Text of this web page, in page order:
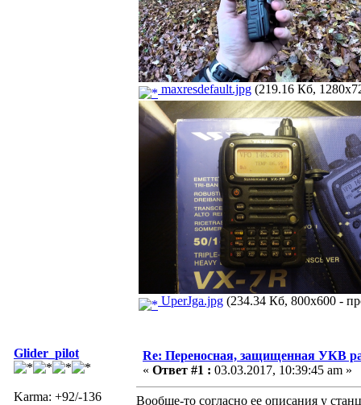
maxresdefault.jpg (219.16 Кб,
UperJga.jpg (234.34 Кб, 800x600 -
Glider_pilot
Karma: +92/-136
Re: Переносная, защищенная УКВ
« Ответ #1 : 03.03.2017, 10:39:45 am »
Вообще-то согласно ее описания у